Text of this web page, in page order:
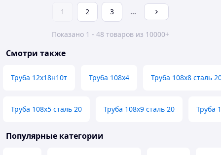
1 2 3 ...
Показано 1 - 48 товаров из 10000+
Смотри также
Труба 12х18н10т Труба 108х4 Труба 108х8 сталь
Труба 108х5 сталь 20 Труба 108х9 сталь 20 Труба
Популярные категории